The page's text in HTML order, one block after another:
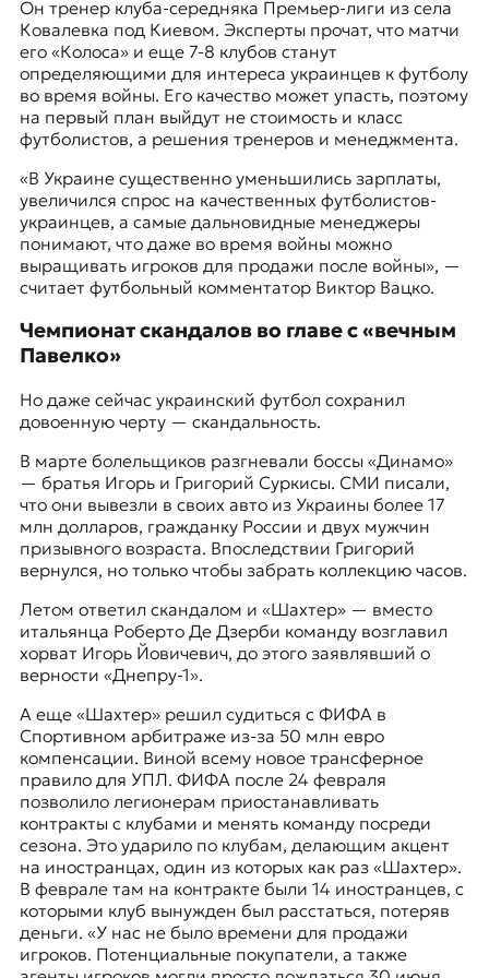
Он тренер клуба-середняка Премьер-лиги из села
Ковалевка под Киевом. Эксперты прочат, что матчи
его «Колоса» и еще 7-8 клубов станут
определяющими для интереса украинцев к футболу
во время войны. Его качество может упасть, поэтому
на первый план выйдут не стоимость и класс
футболистов, а решения тренеров и менеджмента.
«В Украине существенно уменьшились зарплаты,
увеличился спрос на качественных футболистов-
украинцев, а самые дальновидные менеджеры
понимают, что даже во время войны можно
выращивать игроков для продажи после войны», —
считает футбольный комментатор Виктор Вацко.
Чемпионат скандалов во главе с «вечным
Павелко»
Но даже сейчас украинский футбол сохранил
довоенную черту — скандальность.
В марте болельщиков разгневали боссы «Динамо»
— братья Игорь и Григорий Суркисы. СМИ писали,
что они вывезли в своих авто из Украины более 17
млн долларов, гражданку России и двух мужчин
призывного возраста. Впоследствии Григорий
вернулся, но только чтобы забрать коллекцию часов.
Летом ответил скандалом и «Шахтер» — вместо
итальянца Роберто Де Дзерби команду возглавил
хорват Игорь Йовичевич, до этого заявлявший о
верности «Днепру-1».
А еще «Шахтер» решил судиться с ФИФА в
Спортивном арбитраже из-за 50 млн евро
компенсации. Виной всему новое трансферное
правило для УПЛ. ФИФА после 24 февраля
позволило легионерам приостанавливать
контракты с клубами и менять команду посреди
сезона. Это ударило по клубам, делающим акцент
на иностранцах, один из которых как раз «Шахтер».
В феврале там на контракте были 14 иностранцев, с
которыми клуб вынужден был расстаться, потеряв
деньги. «У нас не было времени для продажи
игроков. Потенциальные покупатели, а также